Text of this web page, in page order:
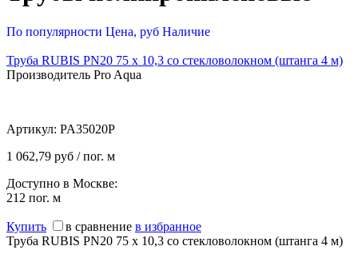
По популярности Цена, руб Наличие
Труба RUBIS PN20 75 х 10,3 со стекловолокном (штанга 4 м)
Производитель Pro Aqua
Артикул: PA35020P
1 062,79 руб / пог. м
Доступно в Москве:
212 пог. м
Купить в сравнение в избранное
Труба RUBIS PN20 75 х 10,3 со стекловолокном (штанга 4 м)